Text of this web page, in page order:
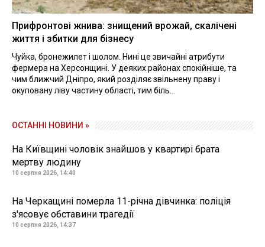
Прифронтові жнива: знищений врожай, скалічені
життя і збитки для бізнесу
Чуйка, бронежилет і шолом. Нині це звичайні атрибути
фермера на Херсонщині. У деяких районах спокійніше, та
чим ближчий Дніпро, який розділяє звільнену праву і
окуповану ліву частину області, тим біль...
ОСТАННІ НОВИНИ »
На Київщині чоловік знайшов у квартирі брата
мертву людину
10 серпня 2026, 14:40
На Черкащині померла 11-річна дівчинка: поліція
з'ясовує обставини трагедії
10 серпня 2026, 14:37